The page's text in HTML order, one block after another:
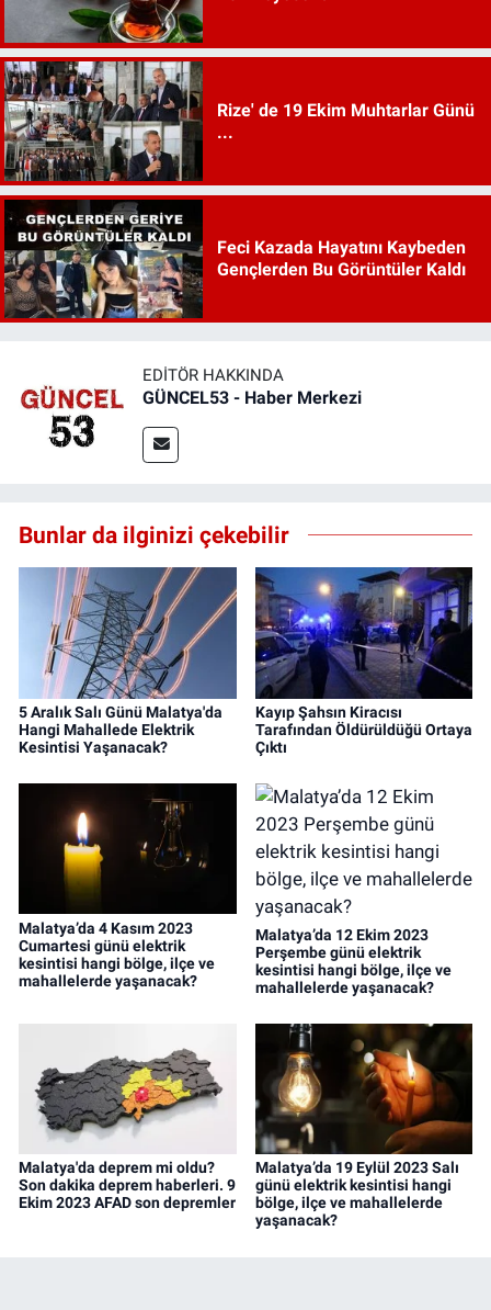
Rize' de 19 Ekim Muhtarlar Günü
...
Feci Kazada Hayatını Kaybeden
Gençlerden Bu Görüntüler Kaldı
EDITÖR HAKKINDA
GÜNCEL53 - Haber Merkezi
Bunlar da ilginizi çekebilir
5 Aralık Salı Günü Malatya'da
Hangi Mahallede Elektrik
Kesintisi Yaşanacak?
Kayıp Şahsın Kiracısı
Tarafından Öldürüldüğü Ortaya
Çıktı
Malatya’da 4 Kasım 2023
Cumartesi günü elektrik
kesintisi hangi bölge, ilçe ve
mahallelerde yaşanacak?
Malatya’da 12 Ekim 2023
Perşembe günü elektrik
kesintisi hangi bölge, ilçe ve
mahallelerde yaşanacak?
Malatya'da deprem mi oldu?
Son dakika deprem haberleri. 9
Ekim 2023 AFAD son depremler
Malatya’da 19 Eylül 2023 Salı
günü elektrik kesintisi hangi
bölge, ilçe ve mahallelerde
yaşanacak?